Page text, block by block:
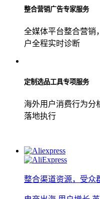
整合营销广告专家服务
全媒体平台整合营销
户全程实时诊断
定制选品工具专项服务
海外用户消费行为分
落地执行
整合渠道资源，受众